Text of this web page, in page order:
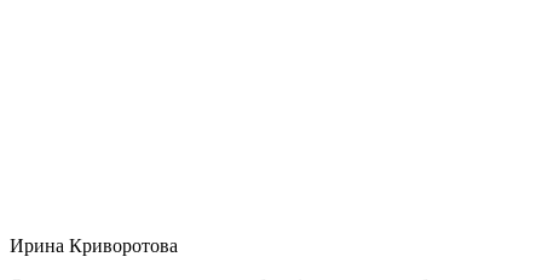
Ирина Криворотова